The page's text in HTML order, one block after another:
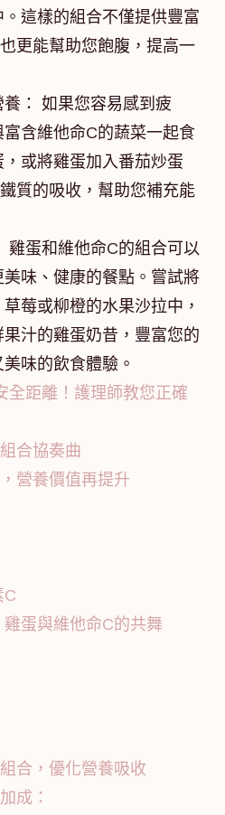
這樣的組合不僅提供豐富
更能幫助您飽腹，提高一
： 如果您容易感到疲
含維他命C的蔬菜一起食
或將雞蛋加入番茄炒蛋
質的吸收，幫助您補充能
雞蛋和維他命C的組合可以
味、健康的餐點。嘗試將
莓或柳橙的水果沙拉中，
汁的雞蛋奶昔，豐富您的
味的飲食體驗。
全距離！護理師教您正確
合協奏曲
營養價值再提升
蛋與維他命C的共舞
合，優化營養吸收
成：